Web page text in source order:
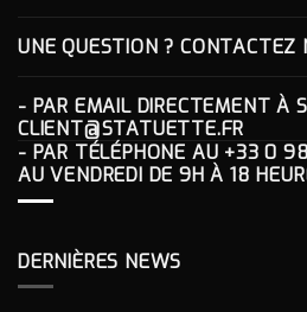
UNE QUESTION ? CONTACTEZ
- PAR EMAIL DIRECTEMENT À
CLIENT@STATUETTE.FR
- PAR TÉLÉPHONE AU +33 0
AU VENDREDI DE 9H À 18
DERNIÈRES NEWS